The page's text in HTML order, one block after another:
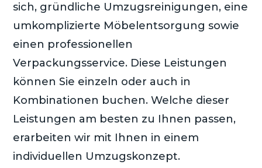
sich, gründliche Umzugsreinigungen, eine
umkomplizierte Möbelentsorgung sowie
einen professionellen
Verpackungsservice. Diese Leistungen
können Sie einzeln oder auch in
Kombinationen buchen. Welche dieser
Leistungen am besten zu Ihnen passen,
erarbeiten wir mit Ihnen in einem
individuellen Umzugskonzept.